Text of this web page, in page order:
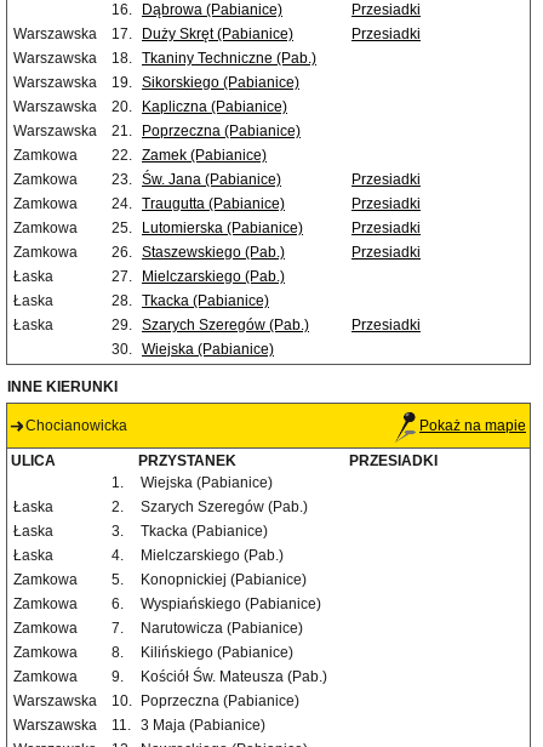
16.
Dąbrowa (Pabianice)
Przesiadki
Warszawska
17. Duży Skręt (Pabianice)
Przesiadki
Warszawska
18. Tkaniny Techniczne (Pab.)
Warszawska
19. Sikorskiego (Pabianice)
Warszawska
20.
Kapliczna (Pabianice)
Warszawska
21.
Poprzeczna (Pabianice)
Zamkowa
22. Zamek (Pabianice)
Zamkowa
23. Św. Jana (Pabianice)
Przesiadki
Zamkowa
24. Traugutta (Pabianice)
Przesiadki
Zamkowa
25. Lutomierska (Pabianice)
Przesiadki
Zamkowa
26. Staszewskiego (Pab.)
Przesiadki
Łaska
27.
Mielczarskiego (Pab.)
Łaska
28. Tkacka (Pabianice)
Łaska
29. Szarych Szeregów (Pab.)
Przesiadki
30. Wiejska (Pabianice)
INNE KIERUNKI
Chocianowicka Pokaż na mapie
ULICA PRZYSTANEK
PRZESIADKI
1.
Wiejska (Pabianice)
Łaska
2.
Szarych Szeregów (Pab.)
Łaska
3.
Tkacka (Pabianice)
Łaska
4.
Mielczarskiego (Pab.)
Zamkowa
5.
Konopnickiej (Pabianice)
Zamkowa
6.
Wyspiańskiego (Pabianice)
Zamkowa
7.
Narutowicza (Pabianice)
Zamkowa
8.
Kilińskiego (Pabianice)
Zamkowa
9.
Kościół Św. Mateusza (Pab.)
Warszawska
10.
Poprzeczna (Pabianice)
Warszawska
11. 3 Maja (Pabianice)